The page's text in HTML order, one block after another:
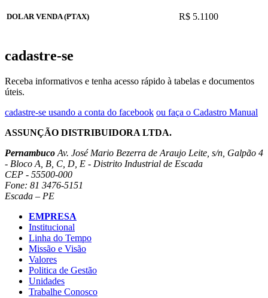
DOLAR VENDA (PTAX) R$ 5.1100
cadastre-se
Receba informativos e tenha acesso rápido à tabelas e documentos
úteis.
cadastre-se usando a conta do facebook ou faça o Cadastro Manual
ASSUNÇÃO DISTRIBUIDORA LTDA.
Pernambuco Av. José Mario Bezerra de Araujo Leite, s/n, Galpão 4
- Bloco A, B, C, D, E - Distrito Industrial de Escada
CEP - 55500-000
Fone: 81 3476-5151
Escada – PE
EMPRESA
Institucional
Linha do Tempo
Missão e Visão
Valores
Politica de Gestão
Unidades
Trabalhe Conosco